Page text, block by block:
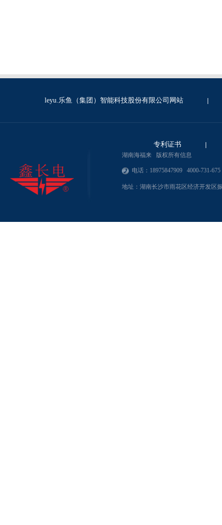
leyu.乐鱼（集团）智能科技股份有限公司网站
专利证书
湖南海福来 版权所有信息
电话：18975847909 4000-731-675
地址：湖南长沙市雨花区经济开发区